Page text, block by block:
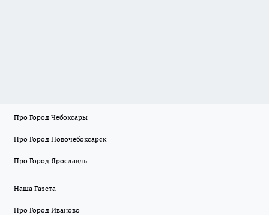
Про Город Чебоксары
Про Город Новочебоксарск
Про Город Ярославль
Наша Газета
Про Город Иваново